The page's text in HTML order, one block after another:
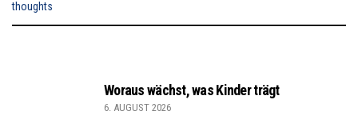
Woraus wächst, was Kinder trägt
6. AUGUST 2026